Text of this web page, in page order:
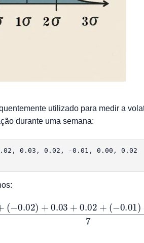
utilizado para medir a
durante uma semana:
0.03, 0.02, -0.01, 0.00, 0.02
+ (− 0.02 ) +0.03 + 0.02+ ( 0.01)+